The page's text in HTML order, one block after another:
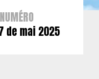
de mai 2025